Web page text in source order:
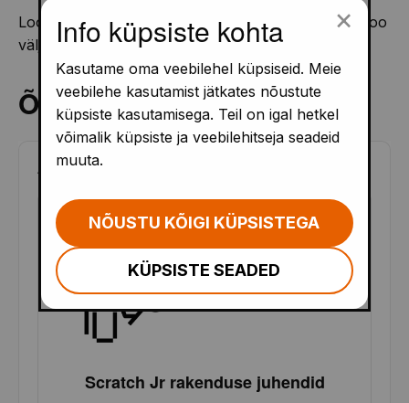
Loogika, programmeerimise alused, matemaatika, loo
väljamõtlemine, jutustuse loomine, animeerimine.
Õppematerjalid
ALUSHARIDUS
EST
Scratch Jr rakenduse juhendid
Info küpsiste kohta
Kasutame oma veebilehel küpsiseid. Meie
veebilehe kasutamist jätkates nõustute
küpsiste kasutamisega. Teil on igal hetkel
võimalik küpsiste ja veebilehitseja seadeid
muuta.
NÕUSTU KÕIGI KÜPSISTEGA
KÜPSISTE SEADED
×